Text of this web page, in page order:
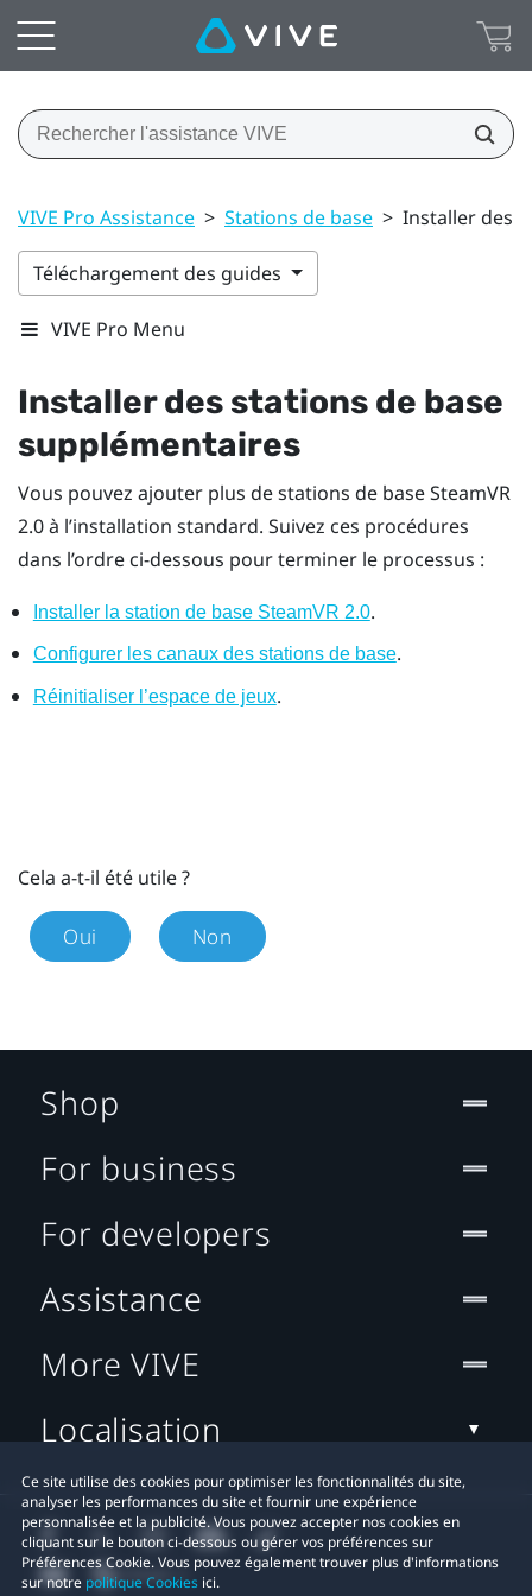
VIVE Pro Assistance > Stations de base > Installer des
Téléchargement des guides
VIVE Pro Menu
Installer des stations de base
supplémentaires
Vous pouvez ajouter plus de stations de baseSteamVR
2.0 à l’installation standard. Suivez ces procédures
dans l’ordre ci-dessous pour terminer le processus :
Installer la station de base SteamVR 2.0.
Configurer les canaux des stations de base.
Réinitialiser l’espace de jeux.
Cela a-t-il été utile ?
Oui Non
Ce site utilise des cookies pour optimiser les fonctionnalités du site,
analyser les performances du site et fournir une expérience
personnalisée et la publicité. Vous pouvez accepter nos cookies en
cliquant sur le bouton ci-dessous ou gérer vos préférences sur
Préférences Cookie. Vous pouvez également trouver plus d'informations
sur notre politique Cookies ici.
Shop
For business
For developers
Assistance
More VIVE
Localisation